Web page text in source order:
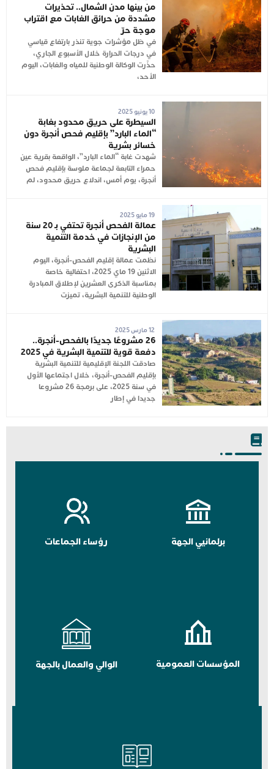
من بينها مدن الشمال.. تحذيرات
مشددة من حرائق الغابات مع اقتراب
موجة حرّ
في ظل مؤشرات جوية تنذر بارتفاع قياسي
في درجات الحرارة خلال الأسبوع الجاري،
حذّرت الوكالة الوطنية للمياه والغابات، اليوم
الأحد،
10 يونيو 2025
السيطرة على حريق محدود بغابة
“الماء البارد” بإقليم فحص أنجرة دون
خسائر بشرية
شهدت غابة “الماء البارد”، الواقعة بقرية عين
حمراء التابعة لجماعة ملوسة بإقليم فحص
أنجرة، يوم أمس، اندلاع حريق محدود، لم
19 مايو 2025
عمالة الفحص أنجرة تحتفي بـ 20 سنة
من الإنجازات في خدمة التنمية
البشرية
نظمت عمالة إقليم الفحص-أنجرة، اليوم
الاثنين 19 ماي 2025، احتفالية خاصة
بمناسبة الذكرى العشرين لإطلاق المبادرة
الوطنية للتنمية البشرية، تميزت
12 مارس 2025
26 مشروعًا جديدًا بالفحص-أنجرة..
دفعة قوية للتنمية البشرية في 2025
صادقت اللجنة الإقليمية للتنمية البشرية
بإقليم الفحص-أنجرة، خلال اجتماعها الأول
في سنة 2025، على برمجة 26 مشروعا
جديدا في إطار
برلمانيي الجهة رؤساء الجماعات
المؤسسات العمومية الوالي والعمال بالجهة